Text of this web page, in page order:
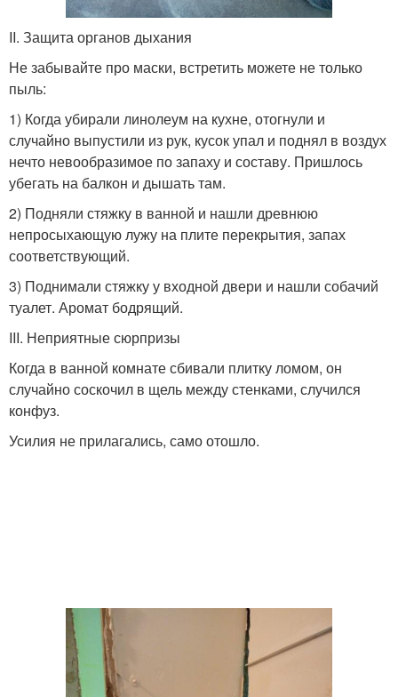
II. Защита органов дыхания
Не забывайте про маски, встретить можете не только
пыль:
1) Когда убирали линолеум на кухне, отогнули и
случайно выпустили из рук, кусок упал и поднял в воздух
нечто невообразимое по запаху и составу. Пришлось
убегать на балкон и дышать там.
2) Подняли стяжку в ванной и нашли древнюю
непросыхающую лужу на плите перекрытия, запах
соответствующий.
3) Поднимали стяжку у входной двери и нашли собачий
туалет. Аромат бодрящий.
III. Неприятные сюрпризы
Когда в ванной комнате сбивали плитку ломом, он
случайно соскочил в щель между стенками, случился
конфуз.
Усилия не прилагались, само отошло.